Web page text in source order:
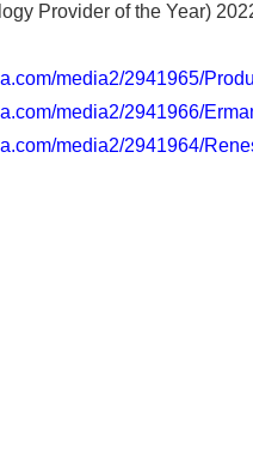
Provider of the Year)
media2/2941965/
media2/2941966/
media2/2941964/